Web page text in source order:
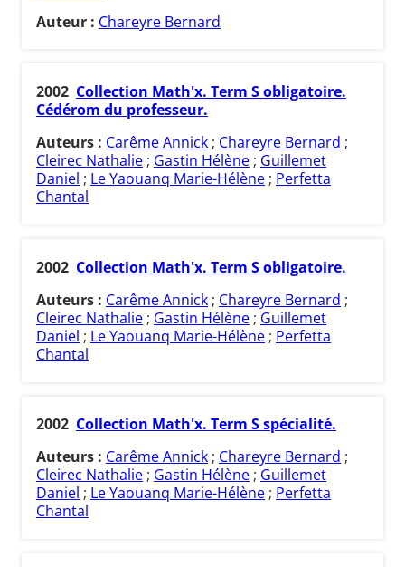
Auteur : Chareyre Bernard
2002 Collection Math'x. Term S obligatoire.
Cédérom du professeur.
Auteurs : Carême Annick ; Chareyre Bernard ;
Cleirec Nathalie ; Gastin Hélène ; Guillemet
Daniel ; Le Yaouanq Marie-Hélène ; Perfetta
Chantal
2002 Collection Math'x. Term S obligatoire.
Auteurs : Carême Annick ; Chareyre Bernard ;
Cleirec Nathalie ; Gastin Hélène ; Guillemet
Daniel ; Le Yaouanq Marie-Hélène ; Perfetta
Chantal
2002 Collection Math'x. Term S spécialité.
Auteurs : Carême Annick; Chareyre Bernard ;
Cleirec Nathalie; Gastin Hélène; Guillemet
Daniel ; Le Yaouanq Marie-Hélène; Perfetta
Chantal